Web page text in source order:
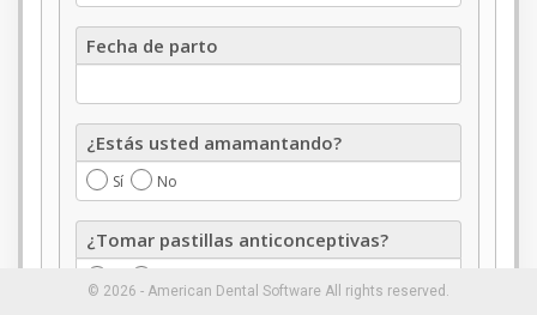
Fecha
de
Fecha de parto
¿Estás
usted
amamantando?
¿Estás usted amamantando?
Sí No
¿Tomar
pastillas
anticonceptivas?
¿Tomar pastillas anticonceptivas?
© 2026 - American Dental Software All rights reserved.